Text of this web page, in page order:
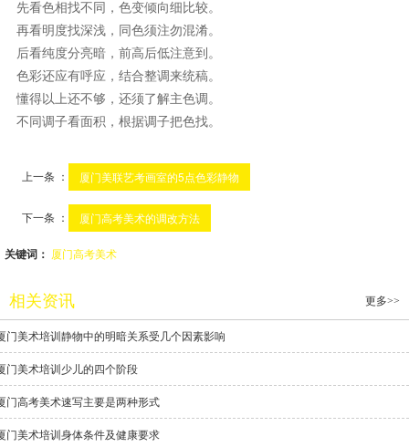
看色相找不同，色变倾向细比较。
看明度找深浅，同色须注勿混淆。
看纯度分亮暗，前高后低注意到。
彩还应有呼应，结合整调来统稿。
得以上还不够，还须了解主色调。
同调子看面积，根据调子把色找。
上一条 ： 厦门美联艺考画室的5点色彩静物
下一条 ： 厦门高考美术的调改方法
关键词： 厦门高考美术
相关资讯 更多>>
门美术培训静物中的明暗关系受几个因素影响
门美术培训少儿的四个阶段
门高考美术速写主要是两种形式
门美术培训身体条件及健康要求